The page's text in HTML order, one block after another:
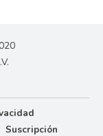
Suscripción